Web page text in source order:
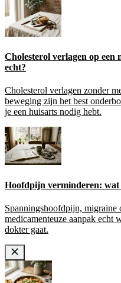
Cholesterol verlagen op
echt?
Cholesterol verlagen zonder
beweging zijn het best
je een huisarts nodig hebt.
Hoofdpijn verminderen:
Spanningshoofdpijn,
medicamenteuze aanpak echt
dokter gaat.